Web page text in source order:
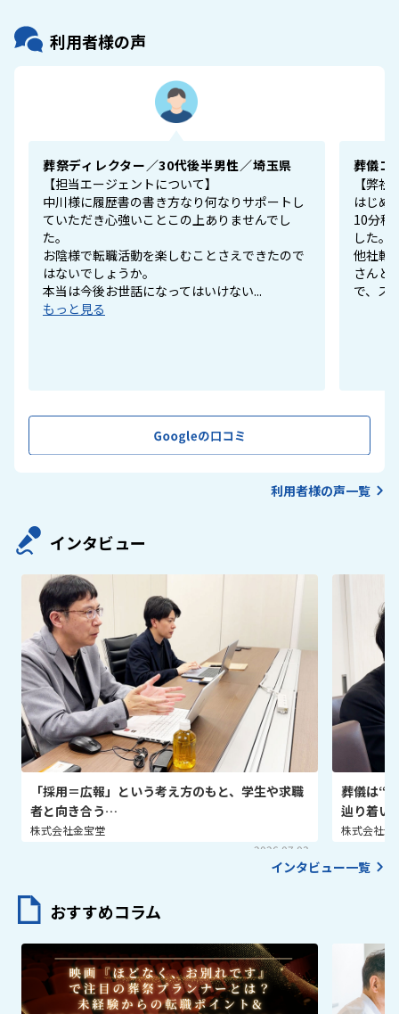
利用者様の声
利用者様の声一覧
葬祭ディレクター／30代後半男性／埼玉県
【担当エージェントについて】
中川様に履歴書の書き方なり何なりサポートし
ていただき心強いことこの上ありませんでし
た。
お陰様で転職活動を楽しむことさえできたので
はないでしょうか。
本当は今後お世話になってはいけない...
もっと見る
葬儀コ
【弊
はじめ
10分程
した。
他社転
さんと
で、ス
インタビュー
インタビュー一覧
「採用＝広報」という考え方のもと、学生や求職
者と向き合う…
株式会社金宝堂
2026.07.03
葬儀は“
辿り着い
株式会社金
おすすめコラム